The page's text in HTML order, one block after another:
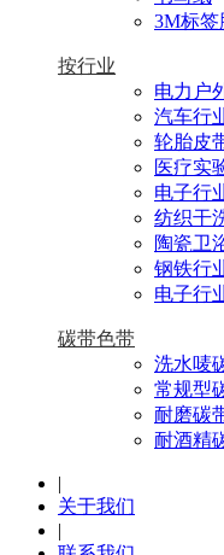
3M标签
按行业
电力户
汽车行
轮胎皮
医疗实
电子行
纺织干
陶瓷卫
钢铁行
电子行
碳带色带
洗水唛
常规型
耐磨碳
耐酒精
|
关于我们
|